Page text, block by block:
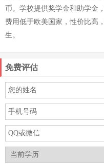
币。学校提供奖学金和助学金
费用低于欧美国家，性价比高
生。
免费评估